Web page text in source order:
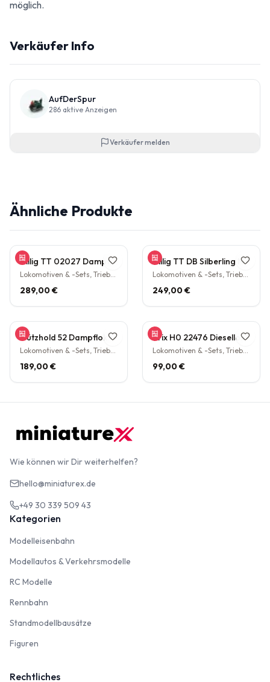
möglich.
Verkäufer Info
AufDerSpur
286 aktive Anzeigen
Verkäufer melden
Ähnliche Produkte
Tillig TT 02027 Dampflokomotive BR 38.10 der DB Epoche III Personenzuglok Schlepptender rarität
Lokomotiven & -Sets, Triebwagen
289,00 €
Tillig TT DB Silberling Nahverkehrs-Zugset 4-teilig Steuerwagen Hasenkasten Köln HBF Epoche IV rarität
Lokomotiven & -Sets, Triebwagen
249,00 €
Gützhold 52 Dampflokomotive 32 700 DB Tender Epoche III DC NEM H0 1:87
Lokomotiven & -Sets, Triebwagen
189,00 €
Trix H0 22476 Diesellokomotive BR V160 003 DB NEM Epoche IV H0 1:87
Lokomotiven & -Sets, Triebwagen
99,00 €
Wie können wir Dir weiterhelfen?
hello@miniaturex.de
+49 30 339 509 43
Kategorien
Modelleisenbahn
Modellautos & Verkehrsmodelle
RC Modelle
Rennbahn
Standmodellbausätze
Figuren
Rechtliches